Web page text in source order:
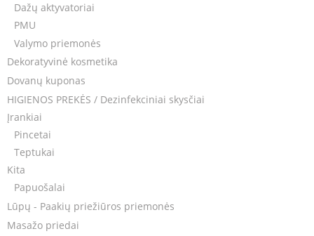
Dažų aktyvatoriai
PMU
Valymo priemonės
Dekoratyvinė kosmetika
Dovanų kuponas
HIGIENOS PREKĖS / Dezinfekciniai skysčiai
Įrankiai
Pincetai
Teptukai
Kita
Papuošalai
Lūpų - Paakių priežiūros priemonės
Masažo priedai